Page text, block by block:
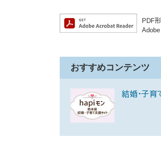
PDF
Adobe
おすすめコンテンツ
結婚・子育